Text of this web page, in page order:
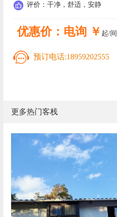
评价：干净，舒适，安静
优惠价：电询 ￥ 起/间
预订电话:18959202555
更多热门客栈